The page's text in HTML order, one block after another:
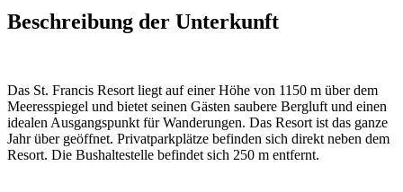
Beschreibung der Unterkunft
Das St. Francis Resort liegt auf einer Höhe von 1150 m über dem
Meeresspiegel und bietet seinen Gästen saubere Bergluft und einen
idealen Ausgangspunkt für Wanderungen. Das Resort ist das ganze
Jahr über geöffnet. Privatparkplätze befinden sich direkt neben dem
Resort. Die Bushaltestelle befindet sich 250 m entfernt.